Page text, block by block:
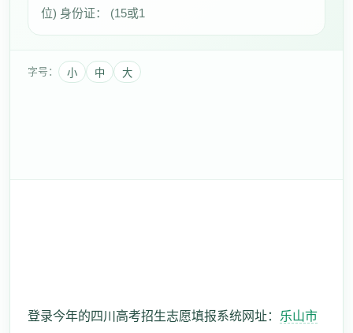
位) 身份证： (15或1
字号： 小 中 大
登录今年的四川高考招生志愿填报系统网址： 乐山市